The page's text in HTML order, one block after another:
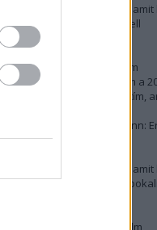
50 posztapokaliptikus film,
10 zombifilm, amit látnod kell
A 10 legjobb gengszterfilm
A 10 legjobb Brad Pitt-film
A 10 legjobb Mel Gibson-film
Az igazi 10 legjobb akciófilm a
10 iszonyatos magyar filmcím,
Könyvkritika: Brigitte Hamann:
királyné (2019)
50 posztapokaliptikus film,
10 (nem is annyira)
A 10 legjobb Matt Damon-film